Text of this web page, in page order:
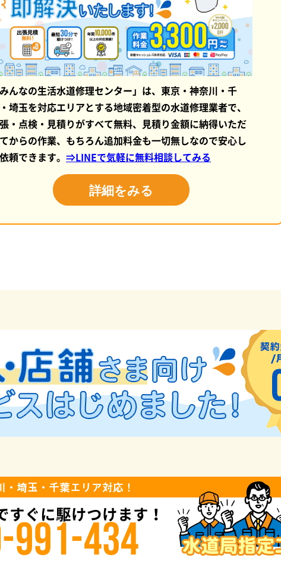
みんなの生活水道修理センター」は、東京・神奈川・千
埼玉を対応エリアとする地域密着型の水道修理業者で、
・点検・見積りがすべて無料、見積り金額に納得いただ
からの作業、もちろん追加料金も一切無しなので安心し
頼できます。 ⇒LINEで気軽に無料相談してみる
詳細をみる
・埼玉・千葉エリア対応！
すぐに駆けつけます！
991-434